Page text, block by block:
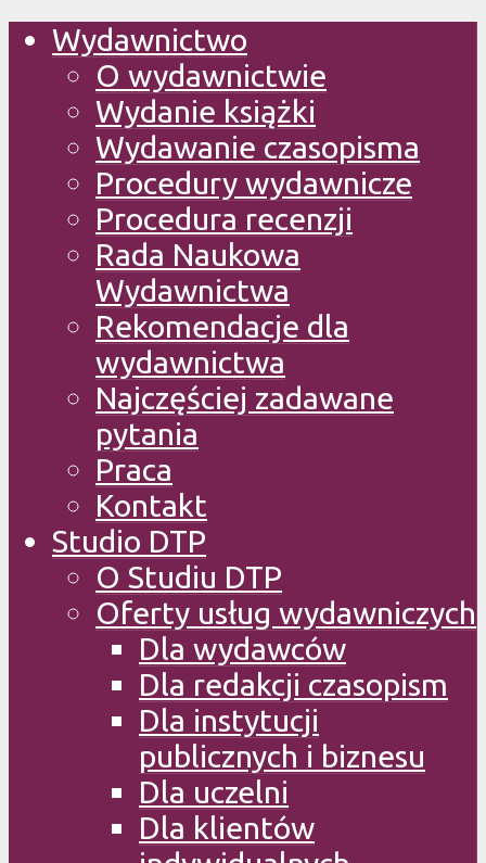
Wydawnictwo
O wydawnictwie
Wydanie książki
Wydawanie czasopisma
Procedury wydawnicze
Procedura recenzji
Rada Naukowa
Wydawnictwa
Rekomendacje dla
wydawnictwa
Najczęściej zadawane
pytania
Praca
Kontakt
Studio DTP
O Studiu DTP
Oferty usług wydawniczych
Dla wydawców
Dla redakcji czasopism
Dla instytucji
publicznych i biznesu
Dla uczelni
Dla klientów